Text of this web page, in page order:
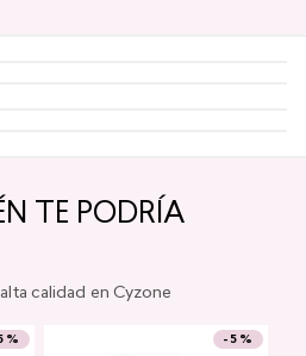
TE PODRÍA
calidad en Cyzone
% - 5 %